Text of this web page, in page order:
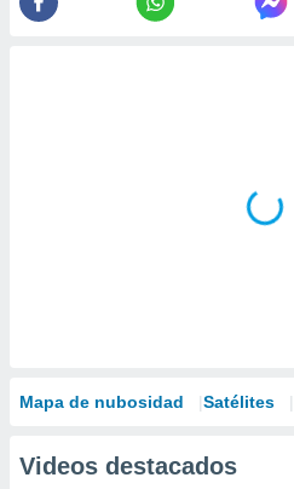
Mapa de nubosidad Satélites
Videos destacados